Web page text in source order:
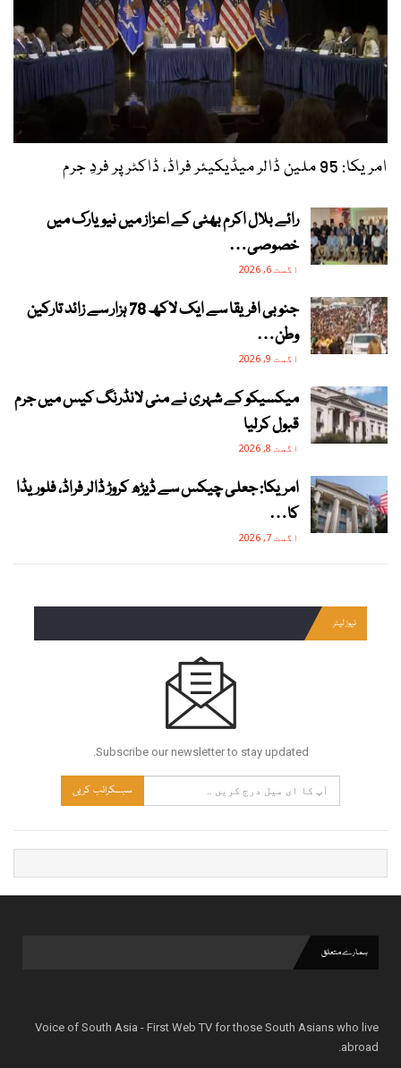
امریکا: 95 ملین ڈالر میڈیکیئر فراڈ، ڈاکٹر پر فردِ جرم
رائے بلال اکرم بھٹی کے اعزاز میں نیویارک میں
خصوصی…
اگست 6, 2026
جنوبی افریقا سے ایک لاکھ 78 ہزار سے زائد تارکین
وطن…
اگست 9, 2026
میکسیکو کے شہری نے منی لانڈرنگ کیس میں جرم
قبول کرلیا
اگست 8, 2026
امریکا: جعلی چیکس سے ڈیڑھ کروڑ ڈالر فراڈ، فلوریڈا
کا…
اگست 7, 2026
نیوز لیٹر
Subscribe our newsletter to stay updated.
سبسکرائب کریں
ہمارے متعلق
Voice of South Asia - First Web TV for those South Asians who live
abroad.